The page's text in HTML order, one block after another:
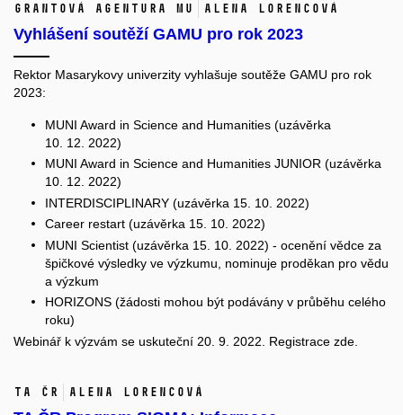
Grantová agentura MU Alena Lorencová
Vyhlášení soutěží GAMU pro rok 2023
Rektor Masarykovy univerzity vyhlašuje soutěže GAMU pro rok
2023:
MUNI Award in Science and Humanities (uzávěrka
10. 12. 2022)
MUNI Award in Science and Humanities JUNIOR (uzávěrka
10. 12. 2022)
INTERDISCIPLINARY (uzávěrka 15. 10. 2022)
Career restart (uzávěrka 15. 10. 2022)
MUNI Scientist (uzávěrka 15. 10. 2022) - ocenění vědce za
špičkové výsledky ve výzkumu, nominuje proděkan pro vědu
a výzkum
HORIZONS (žádosti mohou být podávány v průběhu celého
roku)
Webinář k výzvám se uskuteční 20. 9. 2022. Registrace zde.
TA ČR Alena Lorencová